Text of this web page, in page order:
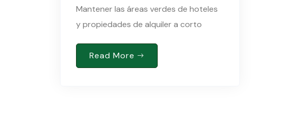
​Mantener las áreas verdes de hoteles
y propiedades de alquiler a corto
esencial para ofrecer una experiencia
memorable a los huéspedes y asegurar
Read More